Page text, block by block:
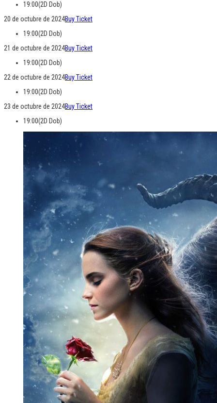
19:00(2D Dob)
20 de octubre de 2024Buy Ticket
19:00(2D Dob)
21 de octubre de 2024Buy Ticket
19:00(2D Dob)
22 de octubre de 2024Buy Ticket
19:00(2D Dob)
23 de octubre de 2024Buy Ticket
19:00(2D Dob)